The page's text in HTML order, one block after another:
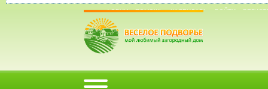
ФОРУМ ПОМОЩЬ КАЛЕНДАРЬ ВОЙТИ
Внимание!
Вы не можете просматривать профили